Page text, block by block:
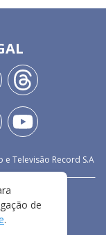
e Televisão Record S.A
de
.